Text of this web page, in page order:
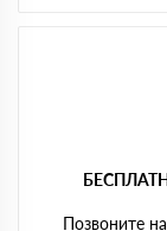
Позвоните